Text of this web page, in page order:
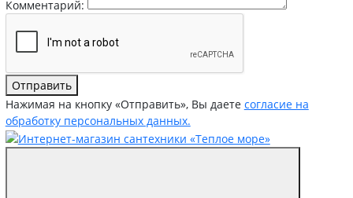
Комментарий:
Отправить
Нажимая на кнопку «Отправить», Вы даете согласие на
обработку персональных данных.